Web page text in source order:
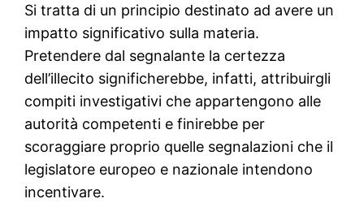
Si tratta di un principio destinato ad avere un
impatto significativo sulla materia.
Pretendere dal segnalante la certezza
dell’illecito significherebbe, infatti, attribuirgli
compiti investigativi che appartengono alle
autorità competenti e finirebbe per
scoraggiare proprio quelle segnalazioni che il
legislatore europeo e nazionale intendono
incentivare.